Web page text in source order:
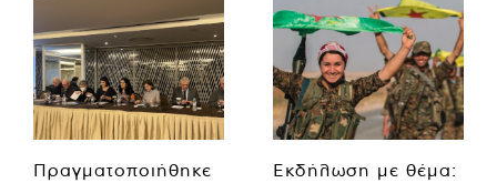
Πραγματοποιήθηκε
Εκδήλωση με θέμα: